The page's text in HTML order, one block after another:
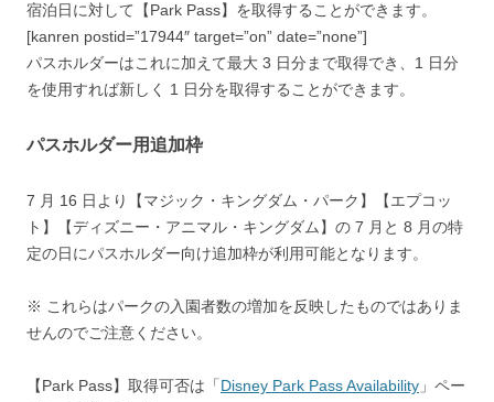
宿泊日に対して【Park Pass】を取得することができます。
[kanren postid=”17944″ target=”on” date=”none”]
パスホルダーはこれに加えて最大 3 日分まで取得でき、1 日分
を使用すれば新しく 1 日分を取得することができます。
パスホルダー用追加枠
7 月 16 日より
【マジック・キングダム・パーク】【エプコッ
ト】【ディズニー・アニマル・キングダム】 の 7 月と 8 月の特
定の日にパスホルダー向け追加枠が利用可能となります。
※ これらはパークの入園者数の増加を反映したものではありま
せんのでご注意ください。
【Park Pass】取得可否は「Disney Park Pass Availability 」ペー